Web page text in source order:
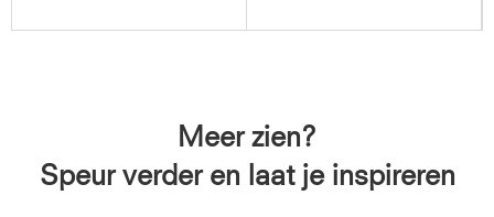
Meer zien?
Speur verder en laat je inspireren